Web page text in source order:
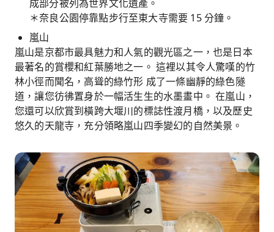
成部分被列為世界文化遺產。
＊奈良公園停靠點步行至東大寺需要 15 分鐘。
嵐山
嵐山是京都市最具魅力和人氣的觀光區之一，也是日本
最著名的賞櫻和紅葉勝地之一。 這裡以其令人驚嘆的竹
林小徑而聞名，高聳的綠竹形 成了一條幽靜的綠色隧
道，讓您彷彿置身於一幅活生生的水墨畫中。 在嵐山，
您還可以欣賞到橫跨大堰川的標誌性渡月橋，以及歷史
悠久的天龍寺，充分領略嵐山四季變幻的自然美景。